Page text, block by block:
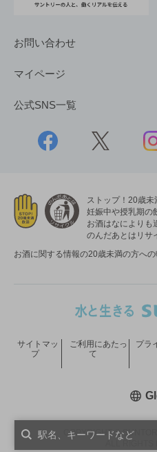
お問い合わせ
マイページ
公式SNS一覧
ストップ！20歳未
妊娠中や授乳期の
お酒はなによりも
のんだあとはリサ
お酒に関する情報の20歳未満の方へ
COPYRIGHT ©
サイトマッ
プ
ご利用にあたっ
て
プラ